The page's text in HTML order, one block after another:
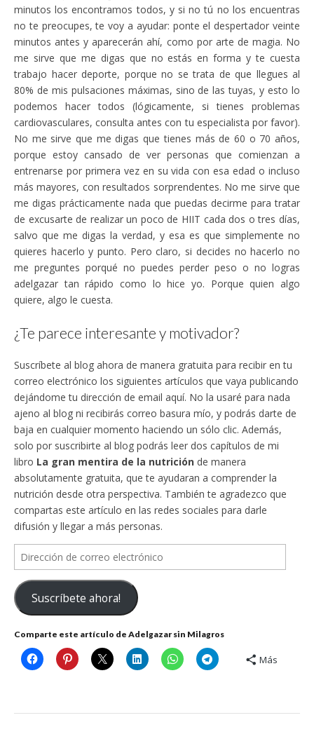
minutos los encontramos todos, y si no tú no los encuentras
no te preocupes, te voy a ayudar: ponte el despertador veinte
minutos antes y aparecerán ahí, como por arte de magia. No
me sirve que me digas que no estás en forma y te cuesta
trabajo hacer deporte, porque no se trata de que llegues al
80% de mis pulsaciones máximas, sino de las tuyas, y esto lo
podemos hacer todos (lógicamente, si tienes problemas
cardiovasculares, consulta antes con tu especialista por favor).
No me sirve que me digas que tienes más de 60 o 70 años,
porque estoy cansado de ver personas que comienzan a
entrenarse por primera vez en su vida con esa edad o incluso
más mayores, con resultados sorprendentes. No me sirve que
me digas prácticamente nada que puedas decirme para tratar
de excusarte de realizar un poco de HIIT cada dos o tres días,
salvo que me digas la verdad, y esa es que simplemente no
quieres hacerlo y punto. Pero claro, si decides no hacerlo no
me preguntes porqué no puedes perder peso o no logras
adelgazar tan rápido como lo hice yo. Porque quien algo
quiere, algo le cuesta.
¿Te parece interesante y motivador?
Suscríbete al blog ahora de manera gratuita para recibir en tu
correo electrónico los siguientes artículos que vaya publicando
dejándome tu dirección de email aquí. No la usaré para nada
ajeno al blog ni recibirás correo basura mío, y podrás darte de
baja en cualquier momento haciendo un sólo clic. Además,
solo por suscribirte al blog podrás leer dos capítulos de mi
libro La gran mentira de la nutrición de manera
absolutamente gratuita, que te ayudaran a comprender la
nutrición desde otra perspectiva. También te agradezco que
compartas este artículo en las redes sociales para darle
difusión y llegar a más personas.
Dirección
de
correo
electrónico
Suscríbete ahora!
Comparte este artículo de Adelgazar sin Milagros
Más